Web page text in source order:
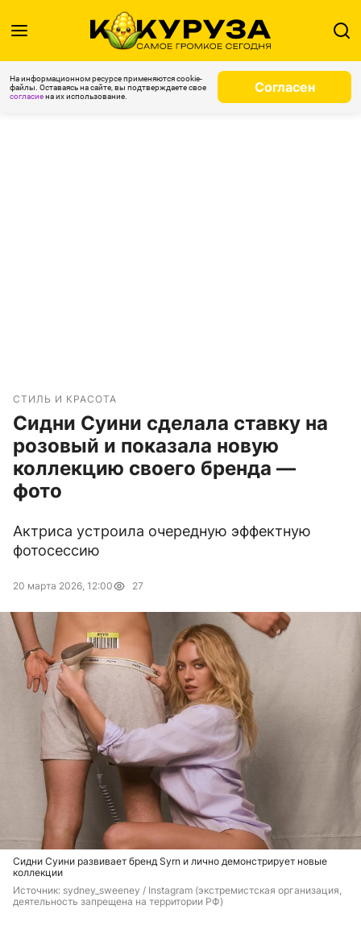
На информационном ресурсе применяются cookie-
файлы. Оставаясь на сайте, вы подтверждаете свое
согласиена их использование.
Согласен
СТИЛЬ И КРАСОТА
Сидни Суини сделала ставку на
розовый и показала новую
коллекцию своего бренда —
фото
Актриса устроила очередную эффектную
фотосессию
20 марта 2026, 12:00 27
Сидни Суини развивает бренд Syrn и лично демонстрирует новые
коллекции
Источник: sydney_sweeney / Instagram (экстремистская организация,
деятельность запрещена на территории РФ)